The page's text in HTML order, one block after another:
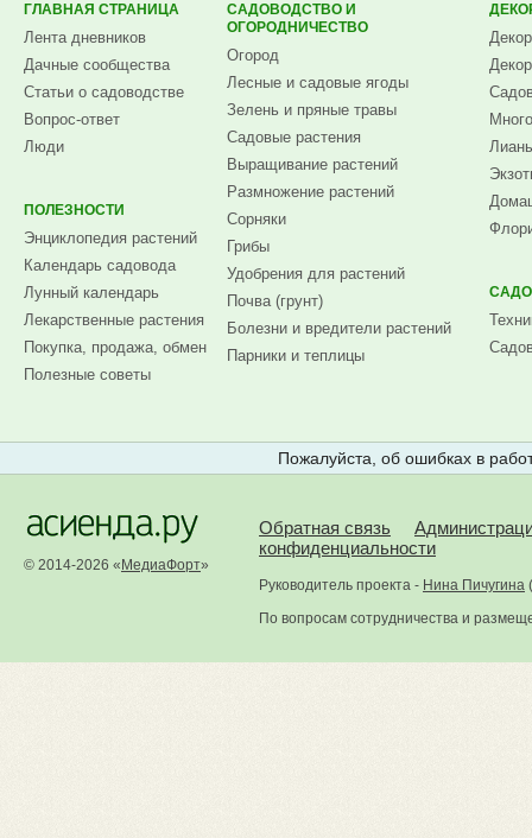
ГЛАВНАЯ СТРАНИЦА
Лента дневников
Дачные сообщества
Статьи о садоводстве
Вопрос-ответ
Люди
ПОЛЕЗНОСТИ
Энциклопедия растений
Календарь садовода
Лунный календарь
Лекарственные растения
Покупка, продажа, обмен
Полезные советы
САДОВОДСТВО И
ОГОРОДНИЧЕСТВО
Огород
Лесные и садовые ягоды
Зелень и пряные травы
Садовые растения
Выращивание растений
Размножение растений
Сорняки
Грибы
Удобрения для растений
Почва (грунт)
Болезни и вредители растений
Парники и теплицы
Пожалуйста, об ошибках в
© 2014-2026 « МедиаФорт»
Обратная связь
конфиденциальности
Руководитель проекта - Нина Пичугина (
По вопросам сотрудничества и